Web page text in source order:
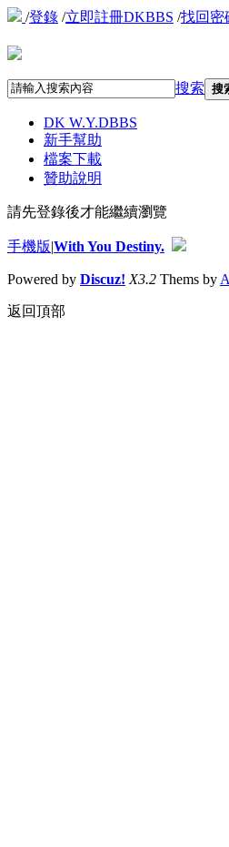
/登錄 /立即註冊DKBBS /找回密
搜索 搜
DK W.Y.DBBS
新手幫助
檔案下載
贊助說明
請先登錄後才能繼續瀏覽
手機版|With You Destiny.
Powered by Discuz! X3.2 Thems by
返回頂部